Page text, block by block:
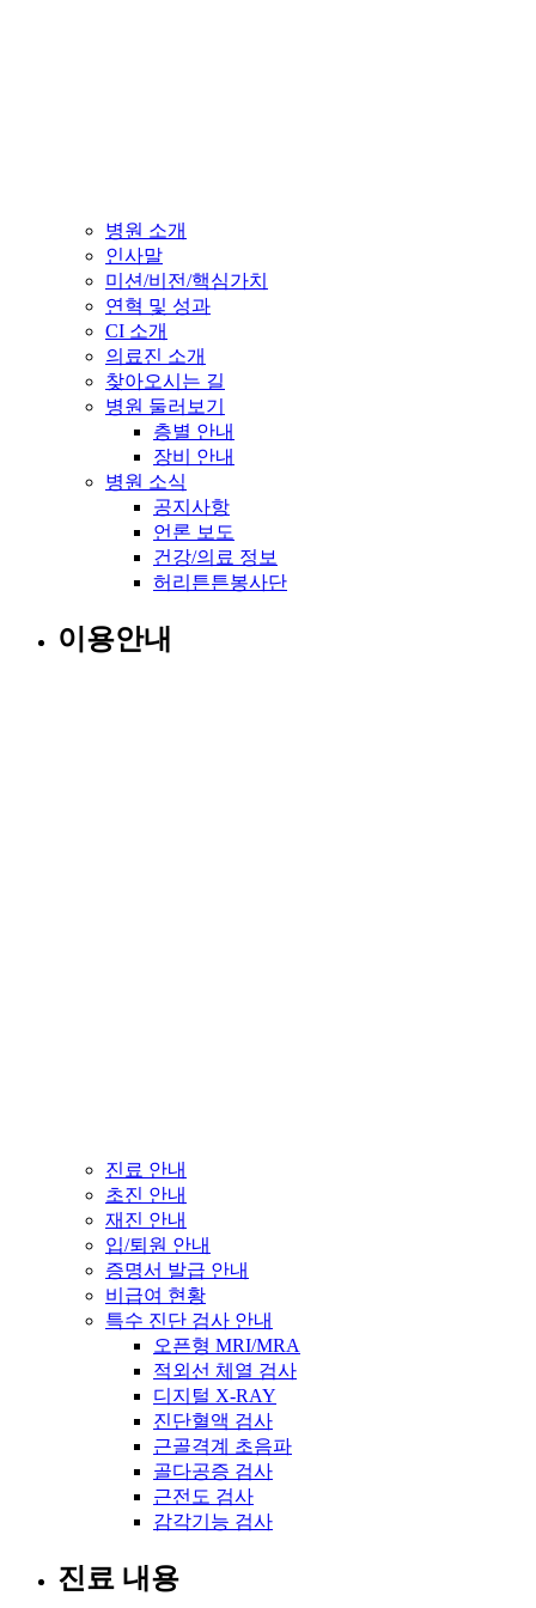
병원 소개
인사말
미션/비전/핵심가치
연혁 및 성과
CI 소개
의료진 소개
찾아오시는 길
병원 둘러보기
층별 안내
장비 안내
병원 소식
공지사항
언론 보도
건강/의료 정보
허리튼튼봉사단
이용안내
진료 안내
초진 안내
재진 안내
입/퇴원 안내
증명서 발급 안내
비급여 현황
특수 진단 검사 안내
오픈형 MRI/MRA
적외선 체열 검사
디지털 X-RAY
진단혈액 검사
근골격계 초음파
골다공증 검사
근전도 검사
감각기능 검사
진료 내용